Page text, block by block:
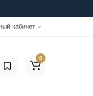
кабинет
0